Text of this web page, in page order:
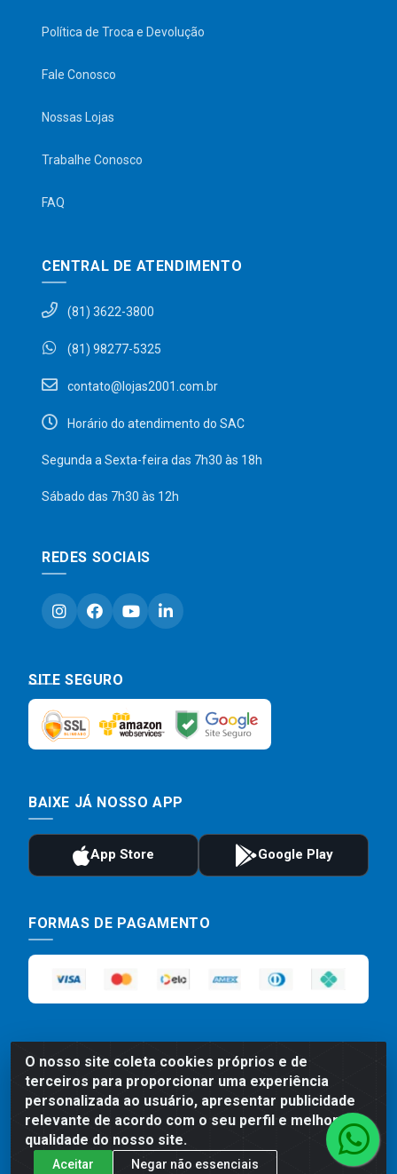
O nosso site coleta cookies próprios e de
terceiros para proporcionar uma experiência
personalizada ao usuário, apresentar publicidade
relevante de acordo com o seu perfil e melhorar a
qualidade do nosso site.
Aceitar Negar não essenciais
Política de Troca e Devolução
Fale Conosco
Nossas Lojas
Trabalhe Conosco
FAQ
CENTRAL DE ATENDIMENTO
(81) 3622-3800
(81) 98277-5325
contato@lojas2001.com.br
Horário do atendimento do SAC
Segunda a Sexta-feira das 7h30 às 18h
Sábado das 7h30 às 12h
REDES SOCIAIS
SITE SEGURO
BAIXE JÁ NOSSO APP
FORMAS DE PAGAMENTO
Preços, promoções, condições de pagamento e frete são válidos
para compras realizadas exclusivamente pelo site. Caso haja
divergência de preço de um produto, será válido o preço que for
exibido no carrinho de compras do site no momento do pagamento.
As vendas estão sujeitas a análise e disponibilidade do estoque.